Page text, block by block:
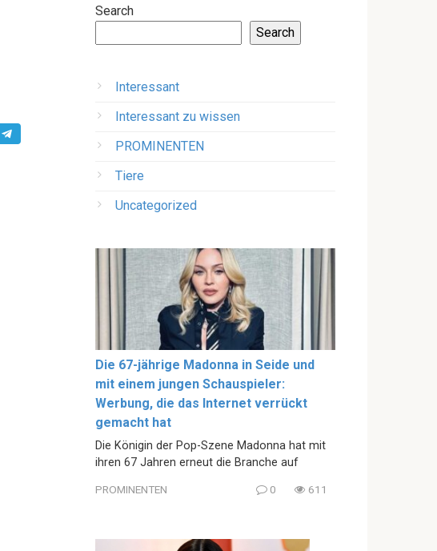
Search
Search
Interessant
Interessant zu wissen
PROMINENTEN
Tiere
Uncategorized
Die 67-jährige Madonna in Seide und
mit einem jungen Schauspieler:
Werbung, die das Internet verrückt
gemacht hat
Die Königin der Pop-Szene Madonna hat mit
ihren 67 Jahren erneut die Branche auf
PROMINENTEN 0 611